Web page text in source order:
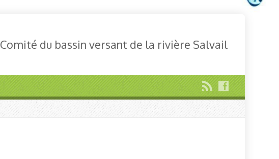
Comité du bassin versant de la rivière Salvail